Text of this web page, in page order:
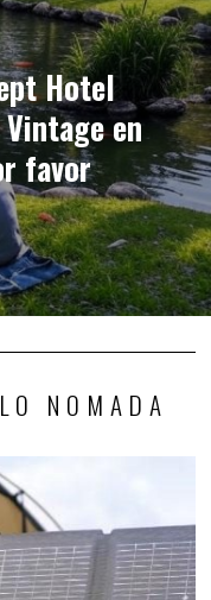
Hotel
en
favor
NOMADA